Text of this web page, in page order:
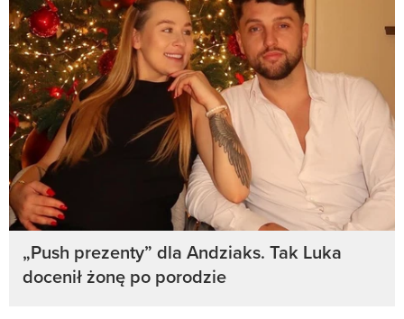
„Push prezenty” dla Andziaks. Tak Luka
docenił żonę po porodzie